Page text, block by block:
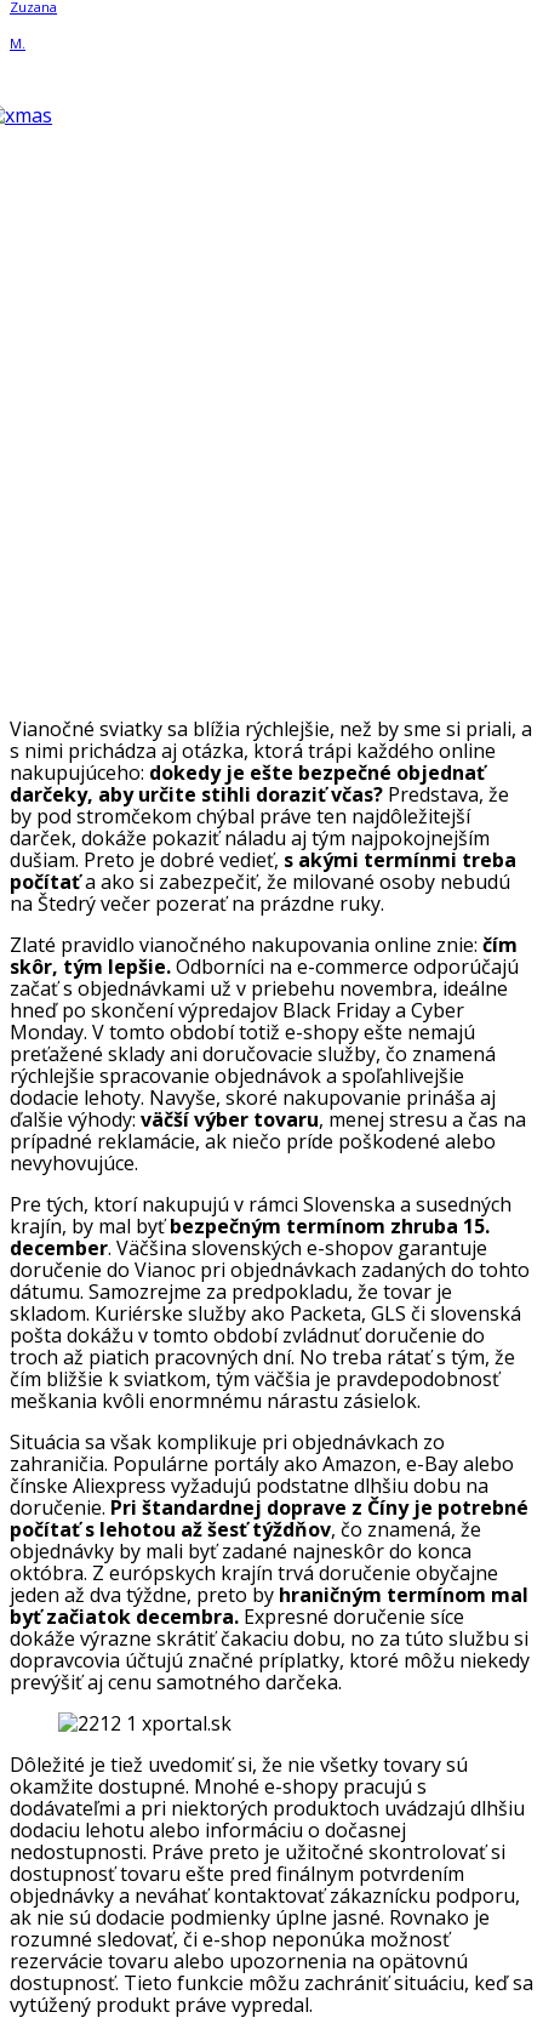
Vianočné sviatky sa blížia rýchlejšie, než by sme si priali, a
s nimi prichádza aj otázka, ktorá trápi každého online
nakupujúceho: dokedy je ešte bezpečné objednať
darčeky, aby určite stihli doraziť včas? Predstava, že
by pod stromčekom chýbal práve ten najdôležitejší
darček, dokáže pokaziť náladu aj tým najpokojnejším
dušiam. Preto je dobré vedieť, s akými termínmi treba
počítaťa ako si zabezpečiť, že milované osoby nebudú
na Štedrý večer pozerať na prázdne ruky.
Zlaté pravidlo vianočného nakupovania online znie: čím
skôr, tým lepšie.Odborníci na e-commerce odporúčajú
začať s objednávkami už v priebehu novembra, ideálne
hneď po skončení výpredajov Black Friday a Cyber
Monday. V tomto období totiž e-shopy ešte nemajú
preťažené sklady ani doručovacie služby, čo znamená
rýchlejšie spracovanie objednávok a spoľahlivejšie
dodacie lehoty. Navyše, skoré nakupovanie prináša aj
ďalšie výhody: väčší výber tovaru, menej stresu a čas na
prípadné reklamácie, ak niečo príde poškodené alebo
nevyhovujúce.
Pre tých, ktorí nakupujú v rámci Slovenska a susedných
krajín, by mal byťbezpečným termínom zhruba 15.
december. Väčšina slovenských e-shopov garantuje
doručenie do Vianoc pri objednávkach zadaných do tohto
dátumu. Samozrejme za predpokladu, že tovar je
skladom. Kuriérske služby ako Packeta, GLS či slovenská
pošta dokážu v tomto období zvládnuť doručenie do
troch až piatich pracovných dní. No treba rátať s tým, že
čím bližšie k sviatkom, tým väčšia je pravdepodobnosť
meškania kvôli enormnému nárastu zásielok.
Situácia sa však komplikuje pri objednávkach zo
zahraničia. Populárne portály ako Amazon, e-Bay alebo
čínske Aliexpress vyžadujú podstatne dlhšiu dobu na
doručenie. Pri štandardnej doprave z Číny je potrebné
počítať s lehotou až šesť týždňov, čo znamená, že
objednávky by mali byť zadané najneskôr do konca
októbra. Z európskych krajín trvá doručenie obyčajne
jeden až dva týždne, preto by hraničným termínom mal
byť začiatok decembra. Expresné doručenie síce
dokáže výrazne skrátiť čakaciu dobu, no za túto službu si
dopravcovia účtujú značné príplatky, ktoré môžu niekedy
prevýšiť aj cenu samotného darčeka.
Dôležité je tiež uvedomiť si, že nie všetky tovary sú
okamžite dostupné. Mnohé e-shopy pracujú s
dodávateľmi a pri niektorých produktoch uvádzajú dlhšiu
dodaciu lehotu alebo informáciu o dočasnej
nedostupnosti. Práve preto je užitočné skontrolovať si
dostupnosť tovaru ešte pred finálnym potvrdením
objednávky a neváhať kontaktovať zákaznícku podporu,
ak nie sú dodacie podmienky úplne jasné. Rovnako je
rozumné sledovať, či e-shop neponúka možnosť
rezervácie tovaru alebo upozornenia na opätovnú
dostupnosť. Tieto funkcie môžu zachrániť situáciu, keď sa
vytúžený produkt práve vypredal.